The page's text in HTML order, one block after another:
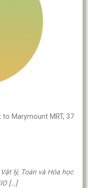
Marymount MRT, 37
Vật lý, Toán và Hóa học
[…]